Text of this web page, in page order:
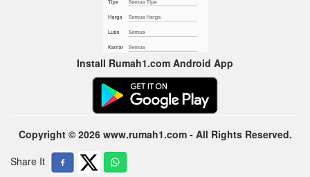
Install Rumah1.com Android App
Copyright © 2026 www.rumah1.com - All Rights Reserved.
Share It